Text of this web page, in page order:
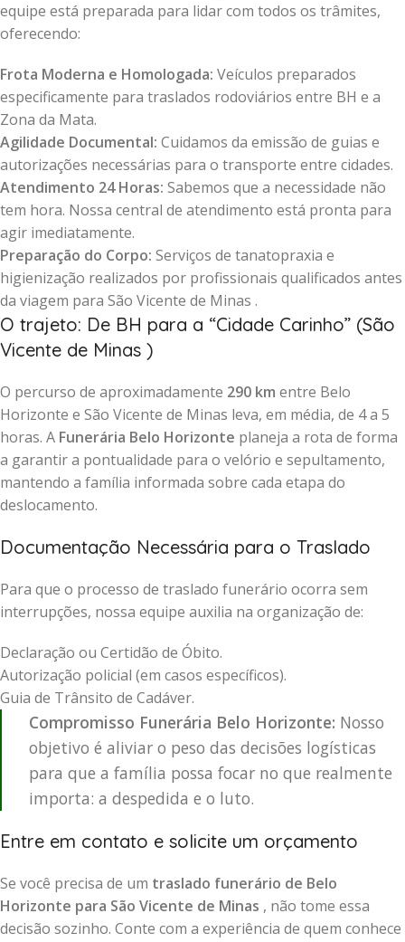
equipe está preparada para lidar com todos os trâmites,
oferecendo:
Frota Moderna e Homologada: Veículos preparados
especificamente para traslados rodoviários entre BH e a
Zona da Mata.
Agilidade Documental: Cuidamos da emissão de guias e
autorizações necessárias para o transporte entre cidades.
Atendimento 24 Horas: Sabemos que a necessidade não
tem hora. Nossa central de atendimento está pronta para
agir imediatamente.
Preparação do Corpo: Serviços de tanatopraxia e
higienização realizados por profissionais qualificados antes
da viagem para São Vicente de Minas .
O trajeto: De BH para a “Cidade Carinho” (São
Vicente de Minas )
O percurso de aproximadamente 290 km entre Belo
Horizonte e São Vicente de Minas leva, em média, de 4 a 5
horas. A Funerária Belo Horizonte planeja a rota de forma
a garantir a pontualidade para o velório e sepultamento,
mantendo a família informada sobre cada etapa do
deslocamento.
Documentação Necessária para o Traslado
Para que o processo de traslado funerário ocorra sem
interrupções, nossa equipe auxilia na organização de:
Declaração ou Certidão de Óbito.
Autorização policial (em casos específicos).
Guia de Trânsito de Cadáver.
Compromisso Funerária Belo Horizonte: Nosso
objetivo é aliviar o peso das decisões logísticas
para que a família possa focar no que realmente
importa: a despedida e o luto.
Entre em contato e solicite um orçamento
Se você precisa de um traslado funerário de Belo
Horizonte para São Vicente de Minas , não tome essa
decisão sozinho. Conte com a experiência de quem conhece